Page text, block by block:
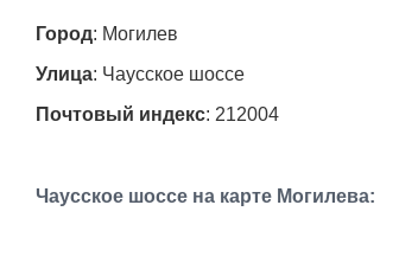
Город: Могилев
Улица: Чаусское шоссе
Почтовый индекс: 212004
Чаусское шоссе на карте Могилева: